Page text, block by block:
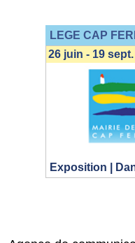
LEGE CAP
Exposition |
26 juin - 19 sept.